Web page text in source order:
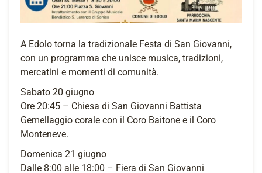
A Edolo torna la tradizionale Festa di San Giovanni,
con un programma che unisce musica, tradizioni,
mercatini e momenti di comunità.
Sabato 20 giugno
Ore 20:45 – Chiesa di San Giovanni Battista
Gemellaggio corale con il Coro Baitone e il Coro
Monteneve.
Domenica 21 giugno
Dalle 8:00 alle 18:00 – Fiera di San Giovanni